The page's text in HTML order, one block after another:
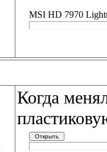
MSI HD 7970
Когда